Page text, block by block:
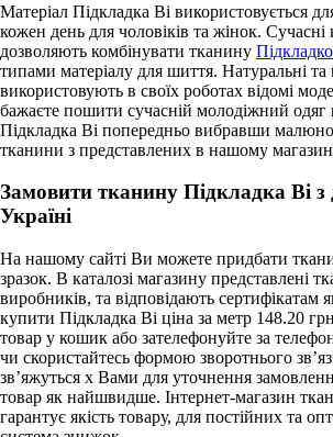
Матеріал Підкладка Ві використовується
кожен день для чоловіків та жінок.
дозволяють комбінувати тканину
типами матеріалу для шиття. Натуральні
використовують в своїх роботах відомі
бажаєте пошити сучасній молодіжний одяг
Підкладка Ві попередньо вибравши
тканини з представлених в нашому
Замовити тканину Підкладка Ві з
Україні
На нашому сайті Ви можете придбати
зразок. В каталозі магазину представлені
виробників, та відповідають сертифікатам
купити Підкладка Ві ціна за метр 148.20
товар у кошик або зателефонуйте за
чи скористайтесь формою зворотнього
зв’яжуться х Вами для уточнення
товар як найшвидше. Інтернет-магазин
гарантує якість товару, для постійних та